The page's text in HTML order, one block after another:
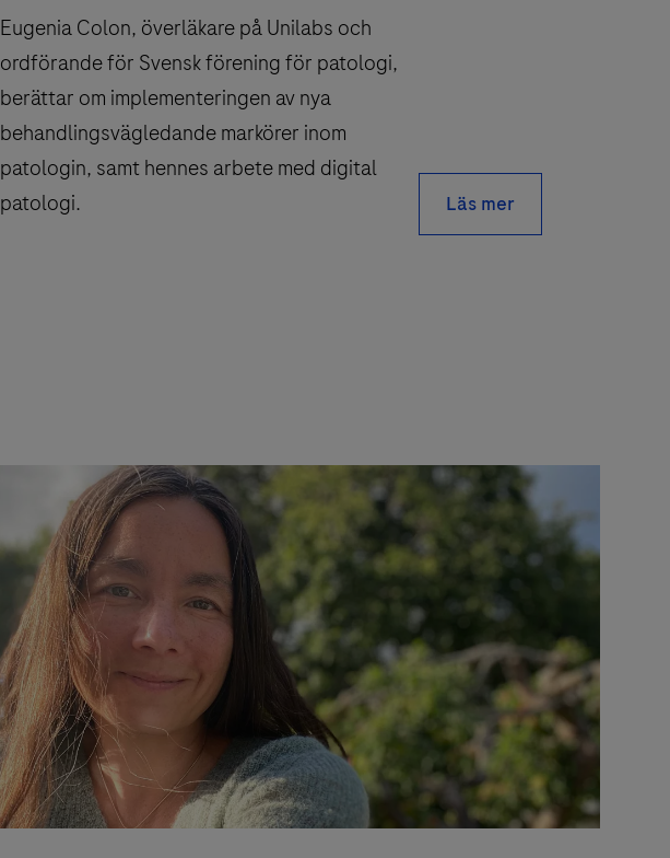
Eugenia Colon, överläkare på Unilabs och
ordförande för Svensk förening för patologi,
berättar om implementeringen av nya
behandlingsvägledande markörer inom
patologin, samt hennes arbete med digital
patologi.
Läs mer